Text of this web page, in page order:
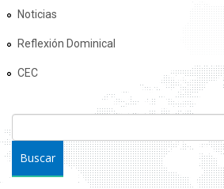
Noticias
Reflexión Dominical
CEC
FORMULARIO DE BÚSQUEDA